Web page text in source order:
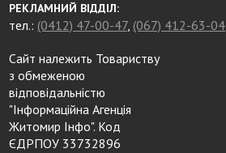
РЕКЛАМНИЙ ВІДДІЛ:
тел.: (0412) 47-00-47, (067) 412-63-04
Сайт належить Товариству
з обмеженою
відповідальністю
"Інформаційна Агенція
Житомир Інфо". Код
ЄДРПОУ 33732896